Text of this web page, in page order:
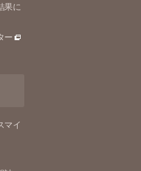
果に
ー
マイ